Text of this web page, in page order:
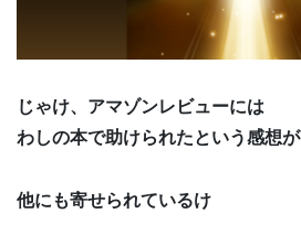
じゃけ、アマゾンレビューには
わしの本で助けられたという感想が
他にも寄せられているけ